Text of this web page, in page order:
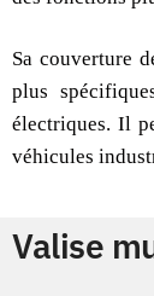
Sa couverture
plus
électriques. Il
véhicules
Valise